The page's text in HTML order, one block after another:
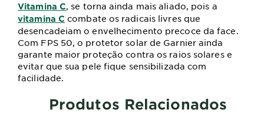
Vitamina C, se torna ainda mais aliado, pois a
vitamina C combate os radicais livres que
desencadeiam o envelhecimento precoce da face.
Com FPS 50, o protetor solar de Garnier ainda
garante maior proteção contra os raios solares e
evitar que sua pele fique sensibilizada com
facilidade.
Produtos Relacionados